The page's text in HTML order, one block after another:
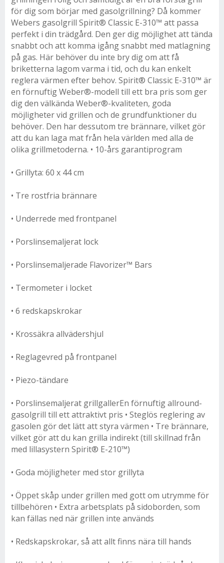
för dig som börjar med gasolgrillning? Då kommer
Webers gasolgrill Spirit® Classic E-310™ att passa
perfekt i din trädgård. Den ger dig möjlighet att tända
snabbt och att komma igång snabbt med matlagning
på gas. Här behöver du inte bry dig om att få
briketterna lagom varma i tid, och du kan enkelt
reglera värmen efter behov. Spirit® Classic E-310™ är
en förnuftig Weber®-modell till ett bra pris som ger
dig den välkända Weber®-kvaliteten, goda
möjligheter vid grillen och de grundfunktioner du
behöver. Den har dessutom tre brännare, vilket gör
att du kan laga mat från hela världen med alla de
olika grillmetoderna. • 10-års garantiprogram
• Grillyta: 60 x 44 cm
• Tre rostfria brännare
• Underrede med frontpanel
• Porslinsemaljerat lock
• Porslinsemaljerade Flavorizer™ Bars
• Termometer i locket
• 6 redskapskrokar
• Krossäkra allvädershjul
• Reglagevred på frontpanel
• Piezo-tändare
• Porslinsemaljerat grillgallerEn förnuftig allround-
gasolgrill till ett attraktivt pris • Steglös reglering av
gasolen gör det lätt att styra värmen • Tre brännare,
vilket gör att du kan grilla indirekt (till skillnad från
med lillasystern Spirit® E-210™)
• Goda möjligheter med stor grillyta
• Öppet skåp under grillen med gott om utrymme för
tillbehören • Extra arbetsplats på sidoborden, som
kan fällas ned när grillen inte används
• Redskapskrokar, så att allt finns nära till hands